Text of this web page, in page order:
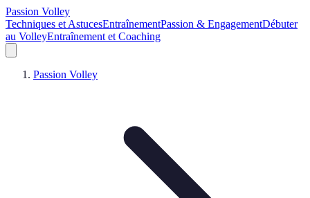
Passion Volley
Techniques et AstucesEntraînementPassion & EngagementDébuter
au VolleyEntraînement et Coaching
Passion Volley